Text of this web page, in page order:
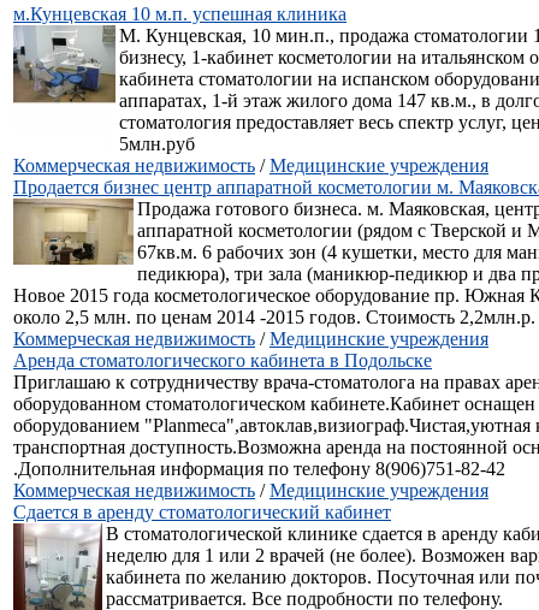
м.Кунцевская 10 м.п. успешная клиника
М. Кунцевская, 10 мин.п., продажа стоматологии
бизнесу, 1-кабинет косметологии на итальянском
кабинета стоматологии на испанском
аппаратах, 1-й этаж жилого дома 147 кв.м., в
стоматология предоставляет весь спектр услуг,
5млн.руб
Коммерческая недвижимость /Медицинские учреждения
Продается бизнес центр аппаратной косметологии м.
Продажа готового бизнеса. м. Маяковская,
аппаратной косметологии (рядом с Тверской и
67кв.м. 6 рабочих зон (4 кушетки, место для
педикюра), три зала (маникюр-педикюр и два
Новое 2015 года косметологическое оборудование пр.
около 2,5 млн. по ценам 2014 -2015 годов. Стоимость 2,2млн.р.
Коммерческая недвижимость /Медицинские учреждения
Аренда стоматологического кабинета в Подольске
Приглашаю к сотрудничеству врача-стоматолога на правах
оборудованном стоматологическом кабинете.Кабинет
оборудованием "Planmeca",автоклав,визиограф.Чистая,уютная
транспортная доступность.Возможна аренда на постоянной
.Дополнительная информация по телефону 8(906)751-82-42
Коммерческая недвижимость /Медицинские учреждения
Сдается в аренду стоматологический кабинет
В стоматологической клинике сдается в аренду
неделю для 1 или 2 врачей (не более). Возможен
кабинета по желанию докторов. Посуточная или
рассматривается. Все подробности по телефону.